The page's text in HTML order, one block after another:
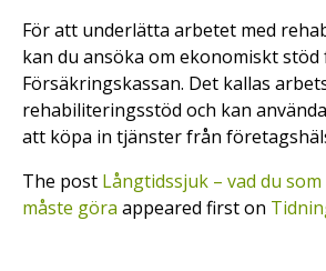
För att underlätta arbetet med
kan du ansöka om ekonomiskt stöd
Försäkringskassan. Det kallas
rehabiliteringsstöd och kan
att köpa in tjänster från
The post Långtidssjuk – vad du
måste göra appeared first on